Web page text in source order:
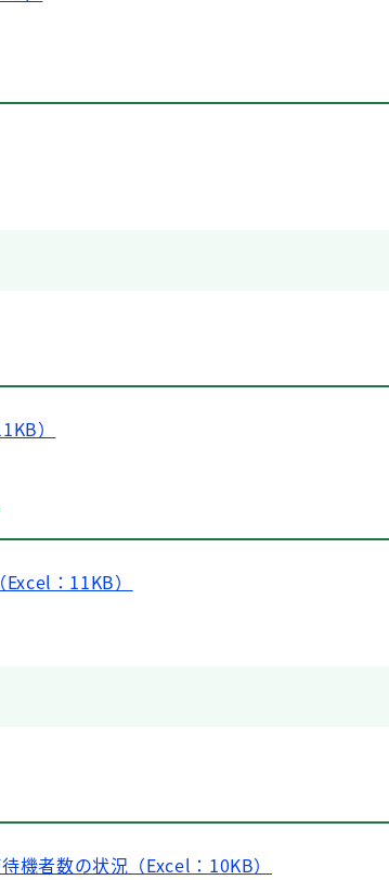
）
：11KB）
機者数の状況（Excel：10KB）